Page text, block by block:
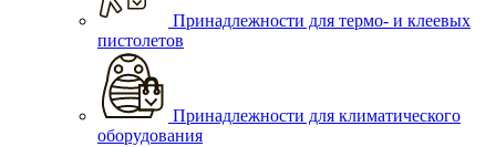
Принадлежности для термо- и клеевых
пистолетов
Принадлежности для климатического
оборудования